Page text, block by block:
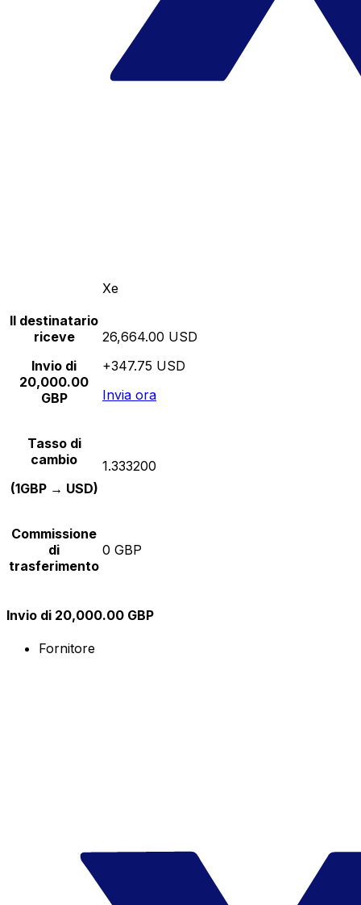
Xe
Il destinatario
riceve
Invio di
20,000.00
GBP
26,664.00 USD
+347.75 USD
Invia ora
Tasso di
cambio
(1GBP → USD)
1.333200
Commissione
di
trasferimento
0 GBP
Invio di 20,000.00 GBP
Fornitore